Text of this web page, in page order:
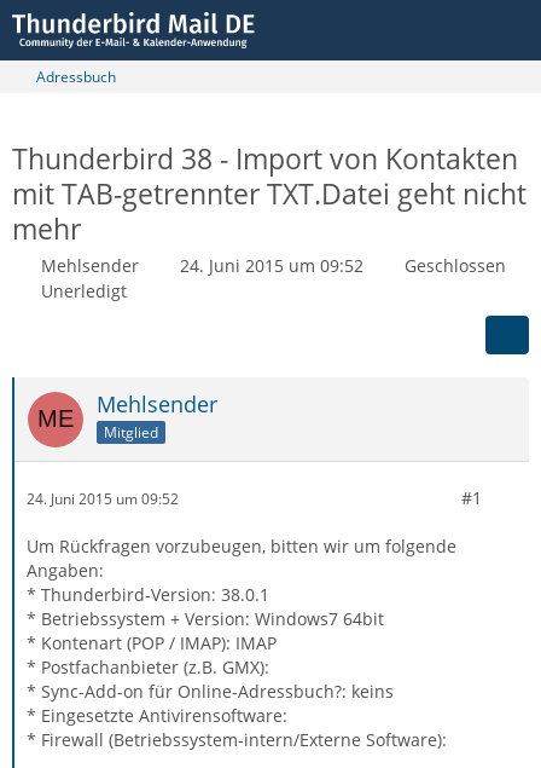
Adressbuch
Thunderbird 38 - Import von Kontakten
mit TAB-getrennter TXT.Datei geht nicht
mehr
Mehlsender 24. Juni 2015 um 09:52
Geschlossen
Unerledigt
Mehlsender
Mitglied
24. Juni 2015 um 09:52 #1
Um Rückfragen vorzubeugen, bitten wir um folgende
Angaben:
* Thunderbird-Version: 38.0.1
* Betriebssystem + Version: Windows7 64bit
* Kontenart (POP / IMAP): IMAP
* Postfachanbieter (z.B. GMX):
* Sync-Add-on für Online-Adressbuch?: keins
* Eingesetzte Antivirensoftware:
* Firewall (Betriebssystem-intern/Externe Software):